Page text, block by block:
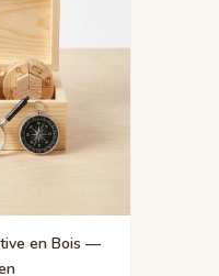
en Bois —